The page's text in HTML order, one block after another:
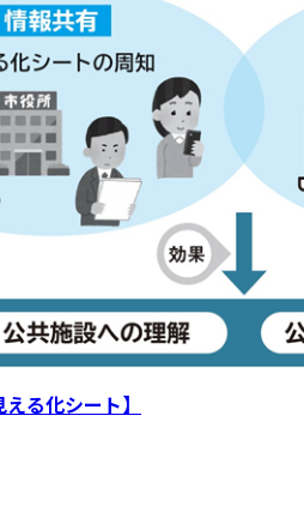
る化シート】